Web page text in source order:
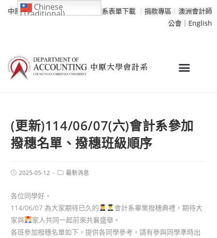
中原大學｜學校行事曆 會計系表單下載 ｜ 捐款專區 ｜ 澳洲會計師
公會｜ English
(更新)114/06/07(六)會計系參加
撥穗名單、撥穗班級順序
2025-05-12 最新消息
各位同學好，
114/06/07 為大家期待已久的
會計系畢業撥穗典禮，期待大
家與‍
家人共同一起前來共襄盛舉。
各班參加撥穗名單如下，提供各同學參考，請有參與同學準時出
Chinese
(Traditional)